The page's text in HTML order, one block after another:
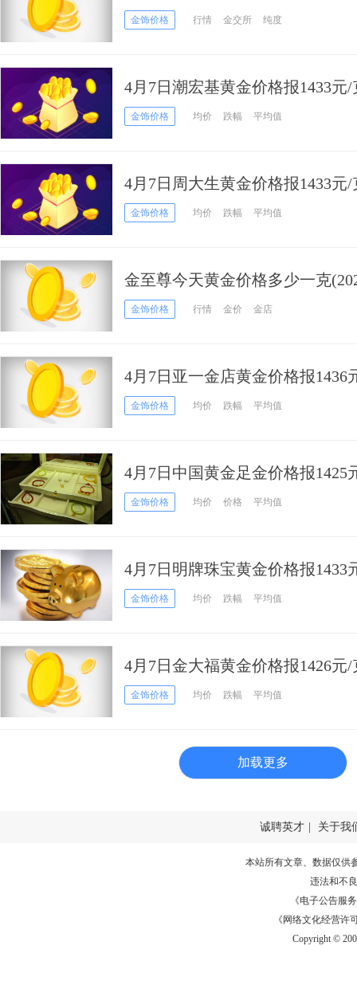
金饰价格 行情 金交所 纯度
4月7日潮宏基黄金价格报1433元
金饰价格 均价 跌幅 平均值
4月7日周大生黄金价格报1433元
金饰价格 均价 跌幅 平均值
金至尊今天黄金价格多少一克
金饰价格 行情 金价 金店
4月7日亚一金店黄金价格报1436
金饰价格 均价 跌幅 平均值
4月7日中国黄金足金价格报1425
克金饰价格 均价 价格 平均值
4月7日明牌珠宝黄金价格报1433
金饰价格 均价 跌幅 平均值
4月7日金大福黄金价格报1426元
金饰价格 均价 跌幅 平均值
加载更多
诚聘英才 关于我
本站所有文章、数据仅供
违法和不
《电子公告服务
《网络文化经营许
Copyright ©